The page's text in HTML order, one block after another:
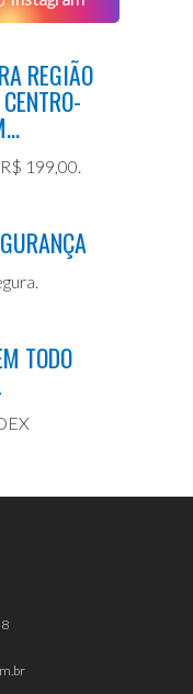
REGIÃO
199,00.
TODO